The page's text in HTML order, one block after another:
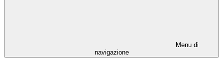
Menu di
navigazione